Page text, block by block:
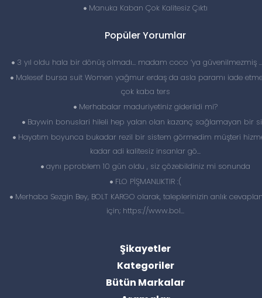
Manuka Kaban Çok Kalitesiz Çıktı
Popüler Yorumlar
3 yıl oldu hala bir dönüş olmadı… madam coco ‘ya güvenilmezmiş
Malesef bursa suit Women yağmur erdaş da asla paramı iade
çok kaba ters
Merhabalar maduriyetiniz giderildi mi?
Baywin bonuslari hileli hep yalan olan kazanç sağlamayan bir
Hayatım boyunca bukadar rezil bir sistem görmedim müşteri
kadar adi kalitesiz insanlar gö...
aynı pproblem 10 gün oldu , siz çözebildiniz mi sonunda
FLO PİŞMANLIKTIR :(
Merhaba Sezgin Bey, BOLT KARGO olarak, taleplerinizin anlık
için; https://www.bol...
Şikayetler
Kategoriler
Bütün Markalar